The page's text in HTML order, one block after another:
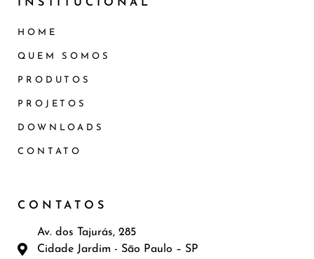
INSTITUCIONAL
HOME
QUEM SOMOS
PRODUTOS
PROJETOS
DOWNLOADS
CONTATO
CONTATOS
Av. dos Tajurás, 285
Cidade Jardim - São Paulo – SP